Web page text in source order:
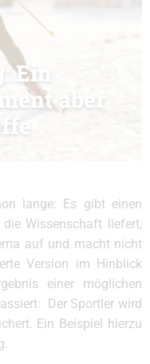
Ein
aber
lange: Es gibt einen
Wissenschaft liefert,
auf und macht nicht
Version im Hinblick
einer möglichen
Der Sportler wird
Ein Beispiel hierzu